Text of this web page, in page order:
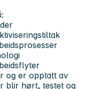
og er opptatt av
blir hørt, testet og